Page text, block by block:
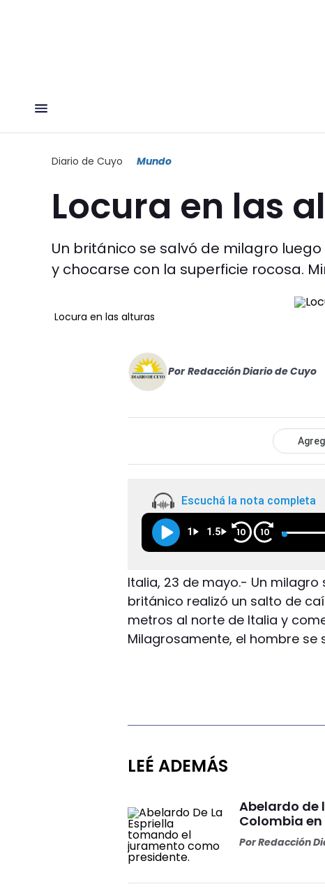
Diario de Cuyo Mundo
Locura en las
Un británico se salvó de milagro
y chocarse con la superficie rocosa.
Locura en las alturas
Por Redacción Diario de Cuyo
Escuchá la nota completa
1 1.5 10 10
Italia, 23 de mayo.- Un milagro
británico realizó un salto de
metros al norte de Italia y
Milagrosamente, el hombre
LEÉ ADEMÁS
Abelardo de
Colombia
PorRedacción